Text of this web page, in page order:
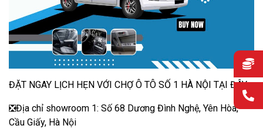
ĐẶT NGAY LỊCH HẸN VỚI CHỢ Ô TÔ SỐ 1 HÀ NỘI TẠI ĐÂY
❎Địa chỉ showroom 1: Số 68 Dương Đình Nghệ, Yên Hòa,
Cầu Giấy, Hà Nội